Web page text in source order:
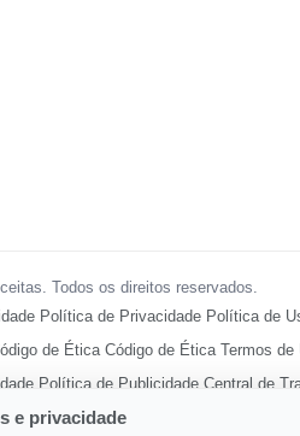
Todos os direitos reservados.
Política de Privacidade Política de
de Ética Código de Ética Termos de
Política de Publicidade Central de
e privacidade